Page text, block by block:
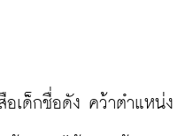
อเด็กชื่อดัง คว้าตำแหน่ง